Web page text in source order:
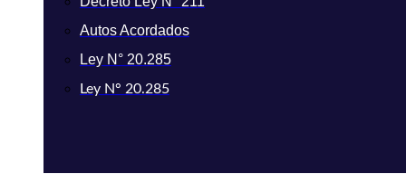
Autos Acordados
Ley N° 20.285
Ley N° 20.285